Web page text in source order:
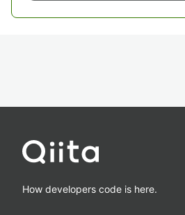
How developers code is here.